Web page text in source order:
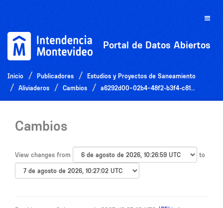
Toggle
Portal de Datos Abiertos
Inicio Publicadores
Estudios y Proyectos de Saneamiento
Aliviaderos
Cambios a6292d00-02b4-48f2-b3f4-c81...
Cambios
View changes from to